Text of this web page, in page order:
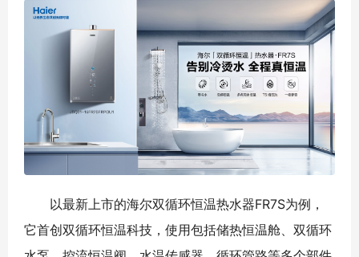
以最新上市的海尔双循环恒温热水器FR7S为例，
它首创双循环恒温科技，使用包括储热恒温舱、双循环